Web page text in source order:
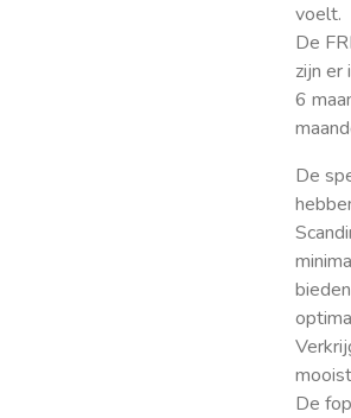
voelt.
De
zijn
6
De
De